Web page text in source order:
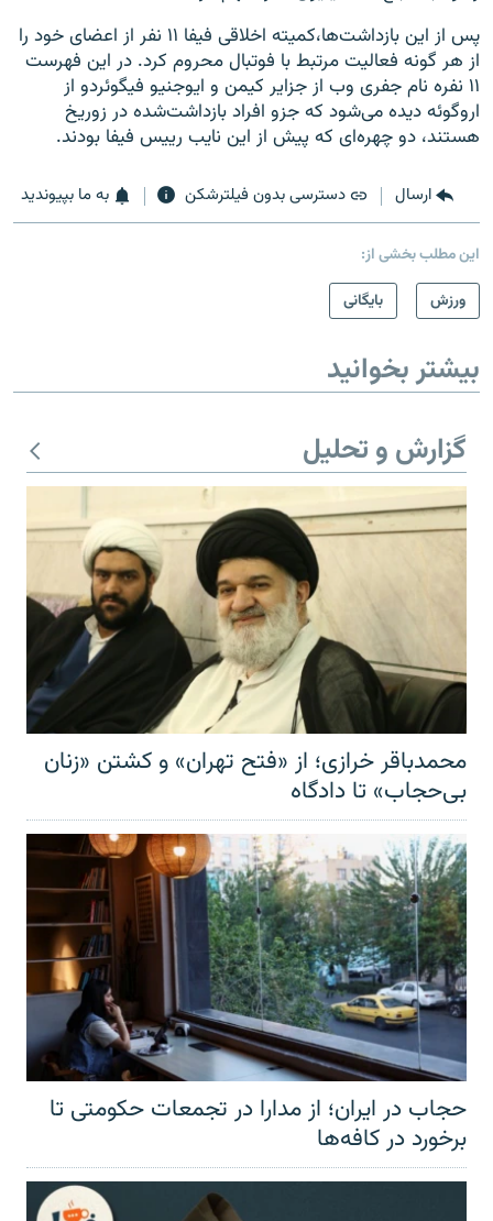
پس از این بازداشت‌ها،کمیته اخلاقی فیفا ۱۱ نفر از اعضای خود را
از هر گونه فعالیت مرتبط با فوتبال محروم کرد. در این فهرست
۱۱ نفره نام جفری وب از جزایر کیمن و ایوجنیو فیگوئردو از
اروگوئه دیده می‌شود که جزو افراد بازداشت‌شده در زوریخ
هستند، دو چهره‌ای که پیش از این نایب رییس فیفا بودند.
ارسال دسترسی بدون فیلترشکن به ما بپیوندید
این مطلب بخشی از:
ورزش
بایگانی
بیشتر بخوانید
گزارش و تحلیل
محمدباقر خرازی؛ از «فتح تهران» و کشتن «زنان
بی‌حجاب» تا دادگاه
حجاب در ایران؛ از مدارا در تجمعات حکومتی تا
برخورد در کافه‌ها